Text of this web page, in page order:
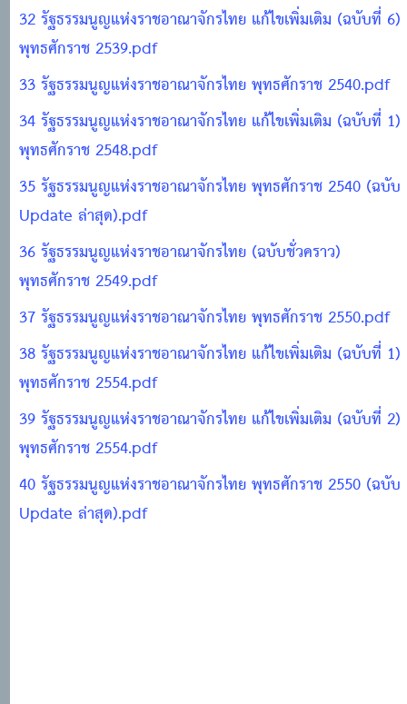
32 รัฐธรรมนูญแห่งราชอาณาจักรไทย แก้ไขเพิ่มเติม (ฉบับที่ 6)
พุทธศักราช 2539.pdf
33 รัฐธรรมนูญแห่งราชอาณาจักรไทย พุทธศักราช 2540.pdf
34 รัฐธรรมนูญแห่งราชอาณาจักรไทย แก้ไขเพิ่มเติม (ฉบับที่ 1)
พุทธศักราช 2548.pdf
35 รัฐธรรมนูญแห่งราชอาณาจักรไทย พุทธศักราช 2540 (ฉบับ
Update ล่าสุด).pdf
36 รัฐธรรมนูญแห่งราชอาณาจักรไทย (ฉบับชั่วคราว)
พุทธศักราช 2549.pdf
37 รัฐธรรมนูญแห่งราชอาณาจักรไทย พุทธศักราช 2550.pdf
38 รัฐธรรมนูญแห่งราชอาณาจักรไทย แก้ไขเพิ่มเติม (ฉบับที่ 1)
พุทธศักราช 2554.pdf
39 รัฐธรรมนูญแห่งราชอาณาจักรไทย แก้ไขเพิ่มเติม (ฉบับที่ 2)
พุทธศักราช 2554.pdf
40 รัฐธรรมนูญแห่งราชอาณาจักรไทย พุทธศักราช 2550 (ฉบับ
Update ล่าสุด).pdf